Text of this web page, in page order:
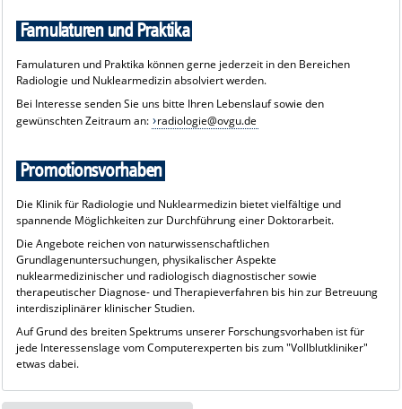
Seiten der Klinik für Neuroradiologie
Famulaturen und Praktika
Famulaturen und Praktika können gerne jederzeit in den Bereichen
Radiologie und Nuklearmedizin absolviert werden.
Bei Interesse senden Sie uns bitte Ihren Lebenslauf sowie den
gewünschten Zeitraum an: radiologie@ovgu.de
Promotionsvorhaben
Die Klinik für Radiologie und Nuklearmedizin bietet vielfältige und
spannende Möglichkeiten zur Durchführung einer Doktorarbeit.
Die Angebote reichen von naturwissenschaftlichen
Grundlagenuntersuchungen, physikalischer Aspekte
nuklearmedizinischer und radiologisch diagnostischer sowie
therapeutischer Diagnose- und Therapieverfahren bis hin zur Betreuung
interdisziplinärer klinischer Studien.
Auf Grund des breiten Spektrums unserer Forschungsvorhaben ist für
jede Interessenslage vom Computerexperten bis zum "Vollblutkliniker"
etwas dabei.